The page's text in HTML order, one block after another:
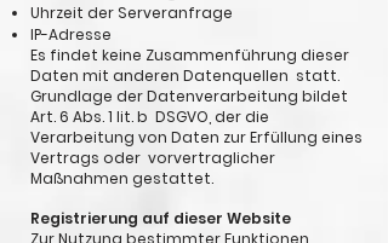
Uhrzeit der Serveranfrage
IP-Adresse
Es findet keine Zusammenführung dieser
Daten mit anderen Datenquellen statt.
Grundlage der Datenverarbeitung bildet
Art. 6 Abs. 1 lit. b DSGVO, der die
Verarbeitung von Daten zur Erfüllung eines
Vertrags oder vorvertraglicher
Maßnahmen gestattet.
Registrierung auf dieser Website
Zur Nutzung bestimmter Funktionen